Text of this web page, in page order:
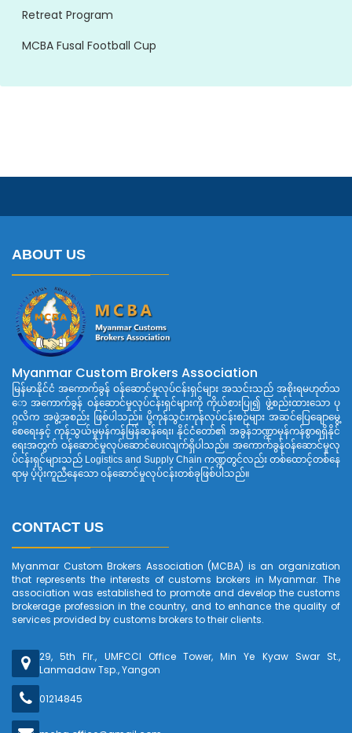
Retreat Program
MCBA Fusal Football Cup
ABOUT US
Myanmar Custom Brokers Association
မြန်မာနိုင်ငံ အကောက်ခွန် ဝန်ဆောင်မှုလုပ်ငန်းရှင်များ အသင်းသည် အစိုးရမဟုတ်သ
ော အကောက်ခွန် ဝန်ဆောင်မှုလုပ်ငန်းရှင်များကို ကိုယ်စားပြု၍ ဖွဲ့စည်းထားသော ပု
ဂ္ဂလိက အဖွဲ့အစည်း ဖြစ်ပါသည်။ ပို့ကုန်သွင်းကုန်လုပ်ငန်းစဉ်များ အဆင်ပြေချောမွေ့
စေရေးနှင့် ကုန်သွယ်မှုမှန်ကန်မြန်ဆန်ရေး၊ နိုင်ငံတော်၏ အခွန်ဘဏ္ဍာမှန်ကန်စွာရရှိနိုင်
ရေးအတွက် ဝန်ဆောင်မှုလုပ်ဆောင်ပေးလျက်ရှိပါသည်။ အကောက်ခွန်ဝန်ဆောင်မှုလု
ပ်ငန်းရှင်များသည် Logistics and Supply Chain ကဏ္ဍတွင်လည်း တစ်ထောင့်တစ်နေ
ရာမှ ပံ့ပိုးကူညီနေသော ဝန်ဆောင်မှုလုပ်ငန်းတစ်ခုဖြစ်ပါသည်။
CONTACT US
Myanmar Custom Brokers Association (MCBA) is an organization
that represents the interests of customs brokers in Myanmar. The
association was established to promote and develop the customs
brokerage profession in the country, and to enhance the quality of
services provided by customs brokers to their clients.
29, 5th Flr., UMFCCI Office Tower, Min Ye Kyaw Swar St.,
Lanmadaw Tsp., Yangon
01214845